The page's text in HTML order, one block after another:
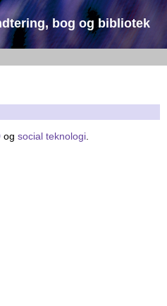
bog og bibliotek
og social teknologi